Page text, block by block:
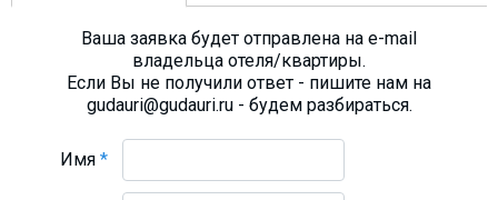
Ваша заявка будет отправлена на e-mail
владельца отеля/квартиры.
Если Вы не получили ответ - пишите нам на
gudauri@gudauri.ru - будем разбираться.
Имя*